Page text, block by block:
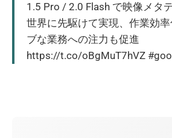
1.5 Pro / 2.0 Flash で映像メタ
世界に先駆けて実現、作業効
ブな業務への注力も促進
https://t.co/oBgMuT7hVZ